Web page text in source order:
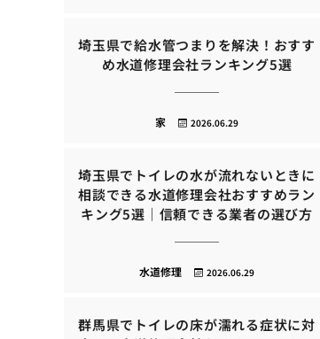
埼玉県で給水管つまりを解決！おすす
め水道修理会社ランキング5選
2026.06.29
家
埼玉県でトイレの水が流れないときに
相談できる水道修理会社おすすめラン
キング5選｜信頼できる業者の選び方
2026.06.29
水道修理
群馬県でトイレの床が濡れる症状に対